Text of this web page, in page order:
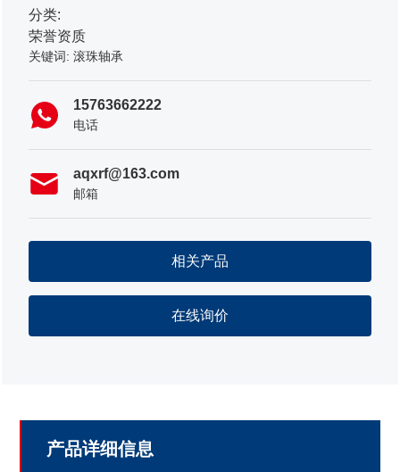
分类:
荣誉资质
关键词: 滚珠轴承
15763662222
电话
aqxrf@163.com
邮箱
相关产品
在线询价
产品详细信息